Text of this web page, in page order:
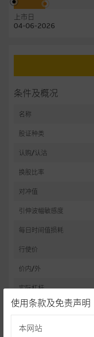
上市日
04-06-2026
条件及概况
名称
股证种类
认购/认沽
换股比率
对冲值
引伸波幅敏感度
每日时间值损耗
行使价
价内/外
实际杠杆
过去30日正股历史波幅
杠杆比率
使用条款及免责声明
本网站